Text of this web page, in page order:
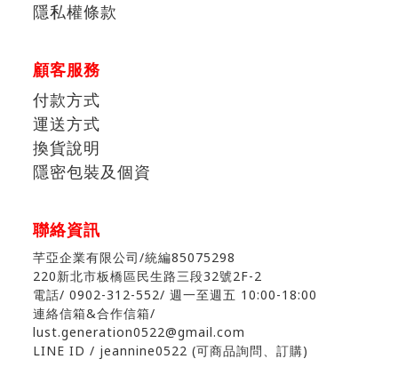
隱私權條款
顧客服務
付款方式
運送方式
換貨說明
隱密包裝及個資
聯絡資訊
芊亞企業有限公司/統編85075298
220新北市板橋區民生路三段32號2F-2
電話/ 0902-312-552/ 週一至週五 10:00-18:00
連絡信箱&合作信箱/
lust.generation0522@gmail.com
LINE ID / jeannine0522 (可商品詢問、訂購)